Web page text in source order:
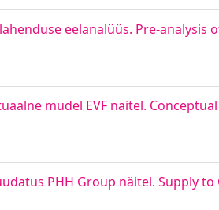
eelanalüüs. Pre-
mudel EVF näitel.
PHH Group näitel. Supply